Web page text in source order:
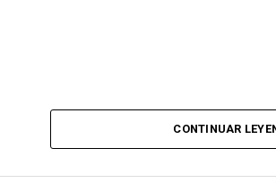
CONTINUAR